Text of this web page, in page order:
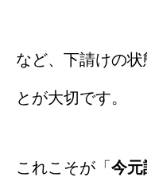
など、下請けの
とが大切です。
これこそが「 今元